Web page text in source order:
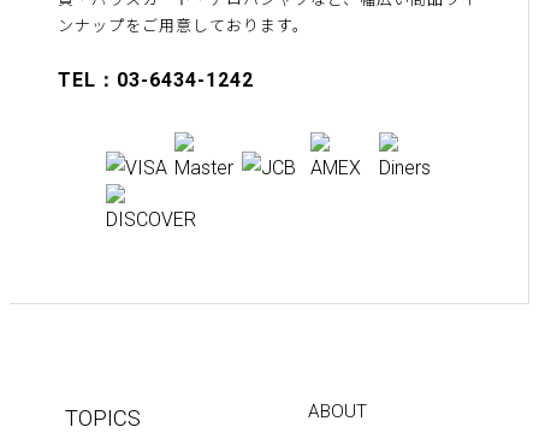
ンナップをご用意しております。
TEL：03-6434-1242
TOPICS ABOUT